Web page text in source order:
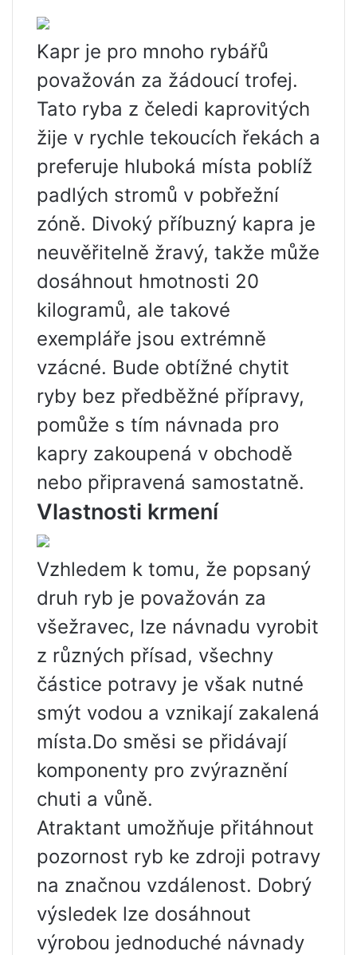
Kapr je pro mnoho rybářů
považován za žádoucí trofej.
Tato ryba z čeledi kaprovitých
žije v rychle tekoucích řekách a
preferuje hluboká místa poblíž
padlých stromů v pobřežní
zóně. Divoký příbuzný kapra je
neuvěřitelně žravý, takže může
dosáhnout hmotnosti 20
kilogramů, ale takové
exempláře jsou extrémně
vzácné. Bude obtížné chytit
ryby bez předběžné přípravy,
pomůže s tím návnada pro
kapry zakoupená v obchodě
nebo připravená samostatně.
Vlastnosti krmení
Vzhledem k tomu, že popsaný
druh ryb je považován za
všežravec, lze návnadu vyrobit
z různých přísad, všechny
částice potravy je však nutné
smýt vodou a vznikají zakalená
místa.Do směsi se přidávají
komponenty pro zvýraznění
chuti a vůně.
Atraktant umožňuje přitáhnout
pozornost ryb ke zdroji potravy
na značnou vzdálenost. Dobrý
výsledek lze dosáhnout
výrobou jednoduché návnady